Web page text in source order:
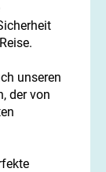
unseren
der von